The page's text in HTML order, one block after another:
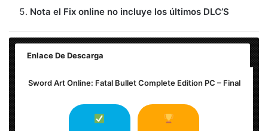
Nota el Fix online no incluye los últimos DLC’S
Enlace De Descarga
Sword Art Online: Fatal Bullet Complete Edition PC – Final